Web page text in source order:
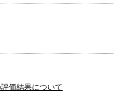
価結果について